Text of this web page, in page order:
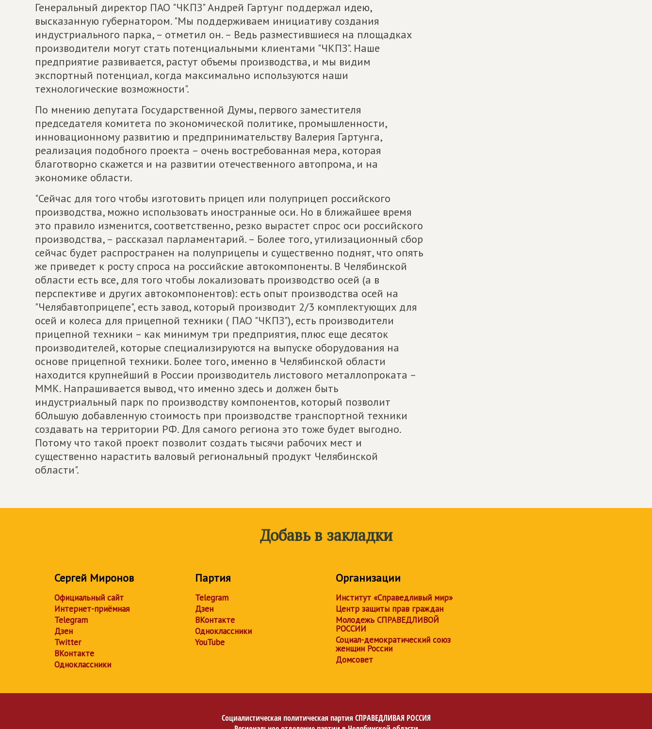
Генеральный директор ПАО "ЧКПЗ" Андрей Гартунг поддержал идею,
высказанную губернатором. "Мы поддерживаем инициативу создания
индустриального парка, – отметил он. – Ведь разместившиеся на площадках
производители могут стать потенциальными клиентами "ЧКПЗ". Наше
предприятие развивается, растут объемы производства, и мы видим
экспортный потенциал, когда максимально используются наши
технологические возможности".
По мнению депутата Государственной Думы, первого заместителя
председателя комитета по экономической политике, промышленности,
инновационному развитию и предпринимательству Валерия Гартунга,
реализация подобного проекта – очень востребованная мера, которая
благотворно скажется и на развитии отечественного автопрома, и на
экономике области.
"Сейчас для того чтобы изготовить прицеп или полуприцеп российского
производства, можно использовать иностранные оси. Но в ближайшее время
это правило изменится, соответственно, резко вырастет спрос оси российского
производства, – рассказал парламентарий. – Более того, утилизационный сбор
сейчас будет распространен на полуприцепы и существенно поднят, что опять
же приведет к росту спроса на российские автокомпоненты. В Челябинской
области есть все, для того чтобы локализовать производство осей (а в
перспективе и других автокомпонентов): есть опыт производства осей на
"Челябавтоприцепе", есть завод, который производит 2/3 комплектующих для
осей и колеса для прицепной техники ( ПАО "ЧКПЗ"), есть производители
прицепной техники – как минимум три предприятия, плюс еще десяток
производителей, которые специализируются на выпуске оборудования на
основе прицепной техники. Более того, именно в Челябинской области
находится крупнейший в России производитель листового металлопроката –
ММК. Напрашивается вывод, что именно здесь и должен быть
индустриальный парк по производству компонентов, который позволит
бОльшую добавленную стоимость при производстве транспортной техники
создавать на территории РФ. Для самого региона это тоже будет выгодно.
Потому что такой проект позволит создать тысячи рабочих мест и
существенно нарастить валовый региональный продукт Челябинской
области".
Добавь в закладки
Сергей Миронов
Официальный сайт
Интернет-приёмная
Telegram
Дзен
Twitter
ВКонтакте
Одноклассники
Партия
Telegram
Дзен
ВКонтакте
Одноклассники
YouTube
Организации
Институт «Справедливый мир»
Центр защиты прав граждан
Молодежь СПРАВЕДЛИВОЙ
РОССИИ
Социал-демократический союз
женщин России
Домсовет
Социалистическая политическая партия СПРАВЕДЛИВАЯ РОССИЯ